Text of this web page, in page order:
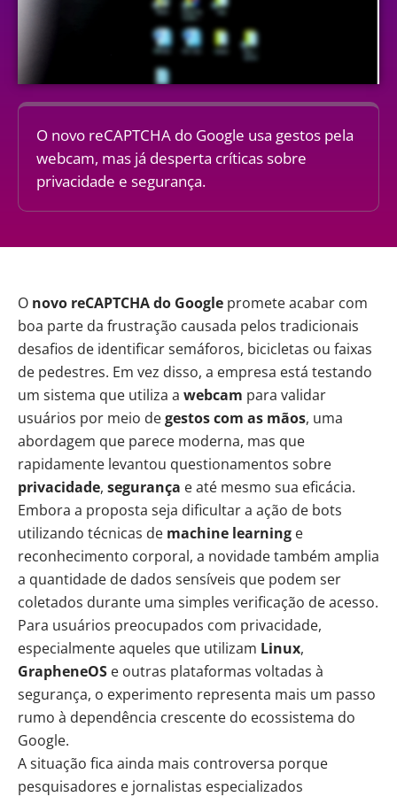
O novo reCAPTCHA do Google usa gestos pela
webcam, mas já desperta críticas sobre
privacidade e segurança.
O novo reCAPTCHA do Google promete acabar com
boa parte da frustração causada pelos tradicionais
desafios de identificar semáforos, bicicletas ou faixas
de pedestres. Em vez disso, a empresa está testando
um sistema que utiliza a webcam para validar
usuários por meio degestos com as mãos, uma
abordagem que parece moderna, mas que
rapidamente levantou questionamentos sobre
privacidade, segurança e até mesmo sua eficácia.
Embora a proposta seja dificultar a ação de bots
utilizando técnicas de machine learning e
reconhecimento corporal, a novidade também amplia
a quantidade de dados sensíveis que podem ser
coletados durante uma simples verificação de acesso.
Para usuários preocupados com privacidade,
especialmente aqueles que utilizam Linux,
GrapheneOS e outras plataformas voltadas à
segurança, o experimento representa mais um passo
rumo à dependência crescente do ecossistema do
Google.
A situação fica ainda mais controversa porque
pesquisadores e jornalistas especializados